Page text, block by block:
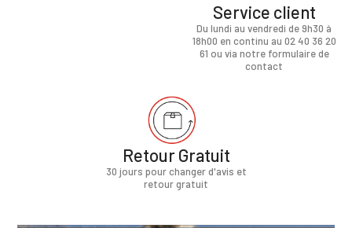
Service client
Du lundi au vendredi de 9h30 à
18h00 en continu au 02 40 36 20
61 ou via notre formulaire de
contact
Retour Gratuit
30 jours pour changer d'avis et
retour gratuit